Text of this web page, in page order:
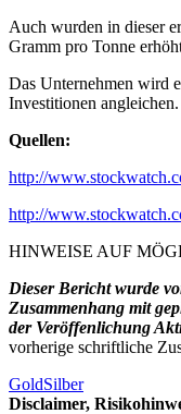
Auch wurden in dieser
Gramm pro Tonne
Das Unternehmen wird
Investitionen angleichen.
Quellen:
http://
http://
HINWEISE AUF
Dieser Bericht wurde
Zusammenhang mit
der Veröffenlichung
vorherige schriftliche
GoldSilber
Disclaimer,